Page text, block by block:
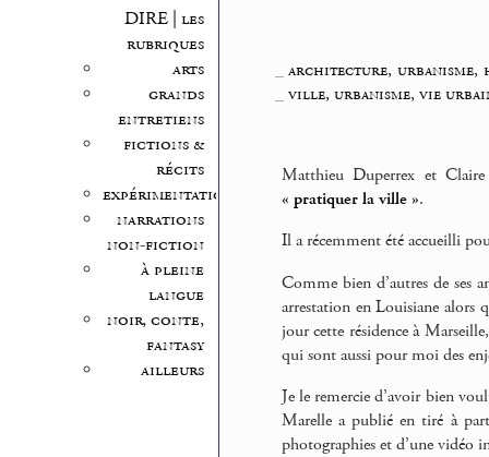
DIRE | les
rubriques
arts
grands
entretiens
fictions &
récits
expérimentation
narrations
non-fiction
à pleine
langue
noir, conte,
fantasy
ailleurs
_architecture, urbanisme,
ville, urbanisme, vie
Matthieu Duperrex et
« pratiquer la ville ».
Il a récemment été accueilli
Comme bien d’autres de ses
arrestation en Louisiane alors
jour cette résidence à
qui sont aussi pour moi des
Je le remercie d’avoir bien
Marelle a publié en tiré à
photographies et d’une vidéo